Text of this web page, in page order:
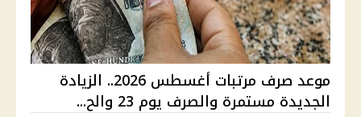
موعد صرف مرتبات أغسطس 2026.. الزيادة
الجديدة مستمرة والصرف يوم 23 والح...